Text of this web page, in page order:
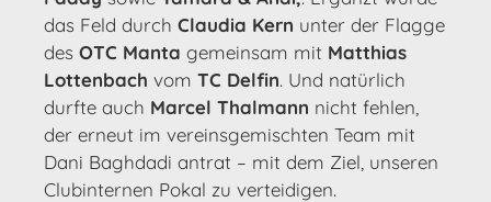
das Feld durch Claudia Kern unter der Flagge
des OTC Manta gemeinsam mit Matthias
Lottenbach vom TC Delfin. Und natürlich
durfte auch Marcel Thalmann nicht fehlen,
der erneut im vereinsgemischten Team mit
Dani Baghdadi antrat – mit dem Ziel, unseren
Clubinternen Pokal zu verteidigen.